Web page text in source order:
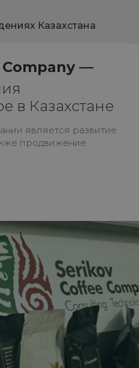
Казахстана
—
в Казахстане
является развитие
продвижение